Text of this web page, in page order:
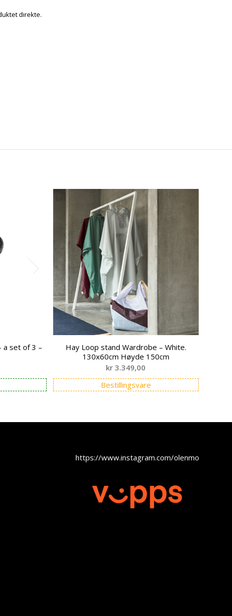
direkte.
a set of 3 –
Hay Loop stand Wardrobe – White.
130x60cm Høyde 150cm
kr 3.349,00
Bestillingsvare
https://www.instagram.com/olenmobel